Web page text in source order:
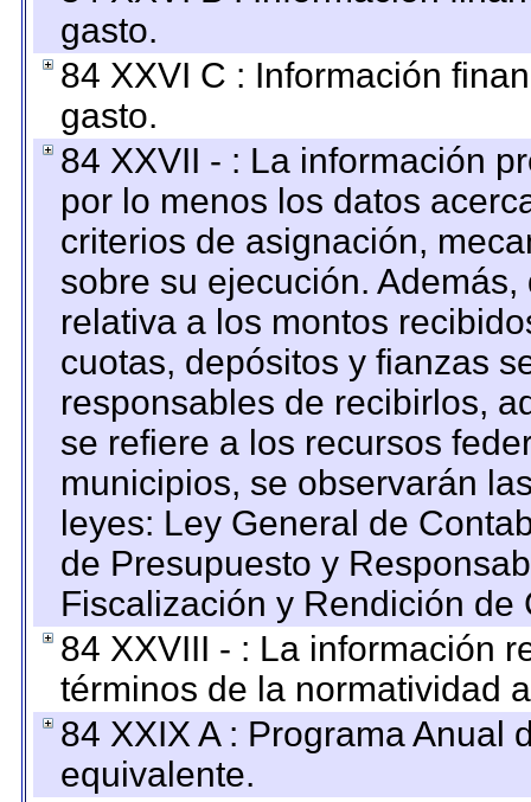
gasto.
84 XXVI C : Información
gasto.
84 XXVII - : La información
por lo menos los datos
criterios de asignación,
sobre su ejecución.
relativa a los montos
cuotas, depósitos y fianzas
responsables de recibirlos,
se refiere a los recursos
municipios, se observarán
leyes: Ley General de
de Presupuesto y
Fiscalización y Rendición
84 XXVIII - : La información
términos de la normatividad
84 XXIX A : Programa Anual
equivalente.